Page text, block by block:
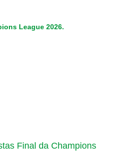
Final da Champions